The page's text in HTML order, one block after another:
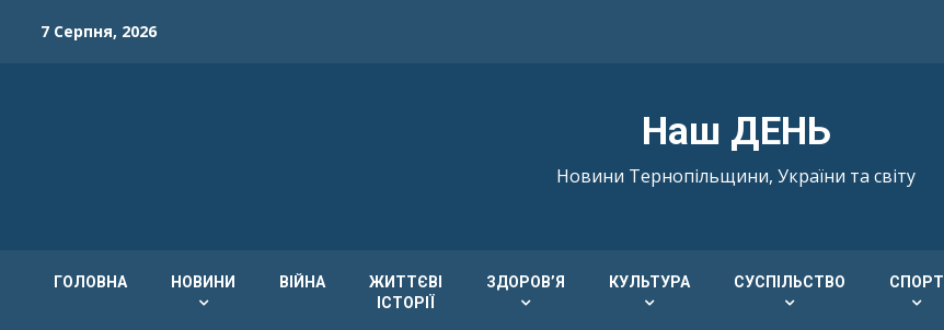
7 Серпня, 2026
Наш ДЕНЬ
Новини Тернопільщини, України та світу
ГОЛОВНА НОВИНИ ВІЙНА
ЖИТТЄВІ
ІСТОРІЇ
ЗДОРОВ’Я КУЛЬТУРА СУСПІЛЬСТВО СПОРТ